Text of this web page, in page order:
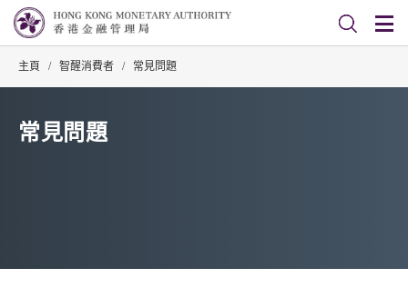
主頁 / 智醒消費者 / 常見問題
常見問題